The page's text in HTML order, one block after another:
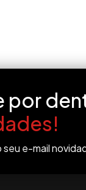
por
seu e-mail